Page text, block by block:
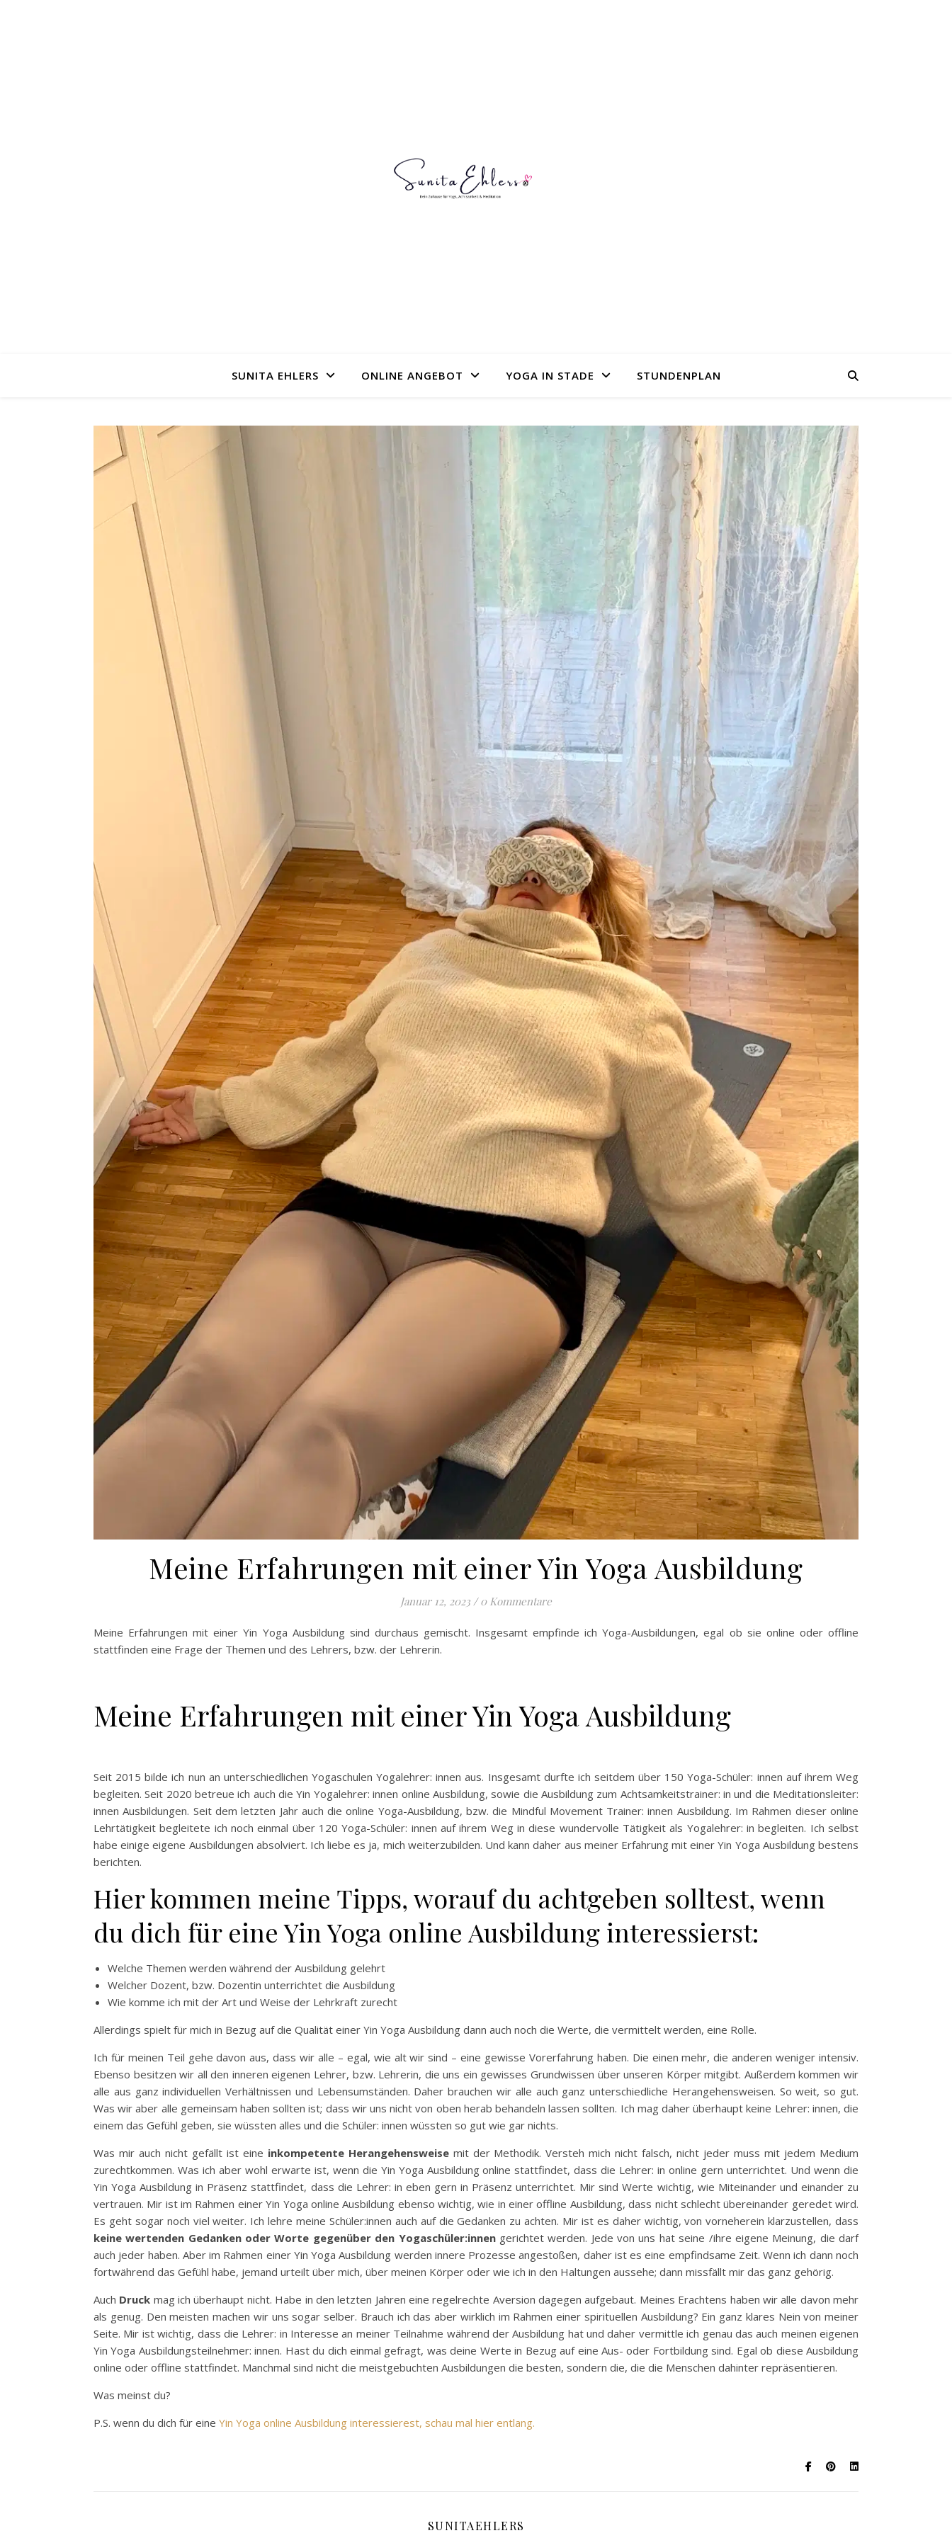
SUNITA EHLERS ONLINE ANGEBOT YOGA IN STADE STUNDENPLAN
Meine Erfahrungen mit einer Yin Yoga Ausbildung
Januar 12, 2023 / 0 Kommentare
Meine Erfahrungen mit einer Yin Yoga Ausbildung sind durchaus gemischt. Insgesamt empfinde ich Yoga-Ausbildungen, egal ob sie online oder offline
stattfinden eine Frage der Themen und des Lehrers, bzw. der Lehrerin.
Meine Erfahrungen mit einer Yin Yoga Ausbildung
Seit 2015 bilde ich nun an unterschiedlichen Yogaschulen Yogalehrer: innen aus. Insgesamt durfte ich seitdem über 150 Yoga-Schüler: innen auf ihrem Weg
begleiten. Seit 2020 betreue ich auch die Yin Yogalehrer: innen online Ausbildung, sowie die Ausbildung zum Achtsamkeitstrainer: in und die Meditationsleiter:
innen Ausbildungen. Seit dem letzten Jahr auch die online Yoga-Ausbildung, bzw. die Mindful Movement Trainer: innen Ausbildung. Im Rahmen dieser online
Lehrtätigkeit begleitete ich noch einmal über 120 Yoga-Schüler: innen auf ihrem Weg in diese wundervolle Tätigkeit als Yogalehrer: in begleiten. Ich selbst
habe einige eigene Ausbildungen absolviert. Ich liebe es ja, mich weiterzubilden. Und kann daher aus meiner Erfahrung mit einer Yin Yoga Ausbildung bestens
berichten.
Hier kommen meine Tipps, worauf du achtgeben solltest, wenn
du dich für eine Yin Yoga online Ausbildung interessierst:
Welche Themen werden während der Ausbildung gelehrt
Welcher Dozent, bzw. Dozentin unterrichtet die Ausbildung
Wie komme ich mit der Art und Weise der Lehrkraft zurecht
Allerdings spielt für mich in Bezug auf die Qualität einer Yin Yoga Ausbildung dann auch noch die Werte, die vermittelt werden, eine Rolle.
Ich für meinen Teil gehe davon aus, dass wir alle – egal, wie alt wir sind – eine gewisse Vorerfahrung haben. Die einen mehr, die anderen weniger intensiv.
Ebenso besitzen wir all den inneren eigenen Lehrer, bzw. Lehrerin, die uns ein gewisses Grundwissen über unseren Körper mitgibt. Außerdem kommen wir
alle aus ganz individuellen Verhältnissen und Lebensumständen. Daher brauchen wir alle auch ganz unterschiedliche Herangehensweisen. So weit, so gut.
Was wir aber alle gemeinsam haben sollten ist; dass wir uns nicht von oben herab behandeln lassen sollten. Ich mag daher überhaupt keine Lehrer: innen, die
einem das Gefühl geben, sie wüssten alles und die Schüler: innen wüssten so gut wie gar nichts.
Was mir auch nicht gefällt ist eine inkompetente Herangehensweisemit der Methodik. Versteh mich nicht falsch, nicht jeder muss mit jedem Medium
zurechtkommen. Was ich aber wohl erwarte ist, wenn die Yin Yoga Ausbildung online stattfindet, dass die Lehrer: in online gern unterrichtet. Und wenn die
Yin Yoga Ausbildung in Präsenz stattfindet, dass die Lehrer: in eben gern in Präsenz unterrichtet. Mir sind Werte wichtig, wie Miteinander und einander zu
vertrauen. Mir ist im Rahmen einer Yin Yoga online Ausbildung ebenso wichtig, wie in einer offline Ausbildung, dass nicht schlecht übereinander geredet wird.
Es geht sogar noch viel weiter. Ich lehre meine Schüler:innen auch auf die Gedanken zu achten. Mir ist es daher wichtig, von vorneherein klarzustellen, dass
keine wertenden Gedanken oder Worte gegenüber den Yogaschüler:innengerichtet werden. Jede von uns hat seine /ihre eigene Meinung, die darf
auch jeder haben. Aber im Rahmen einer Yin Yoga Ausbildung werden innere Prozesse angestoßen, daher ist es eine empfindsame Zeit. Wenn ich dann noch
fortwährend das Gefühl habe, jemand urteilt über mich, über meinen Körper oder wie ich in den Haltungen aussehe; dann missfällt mir das ganz gehörig.
Auch Druck mag ich überhaupt nicht. Habe in den letzten Jahren eine regelrechte Aversion dagegen aufgebaut. Meines Erachtens haben wir alle davon mehr
als genug. Den meisten machen wir uns sogar selber. Brauch ich das aber wirklich im Rahmen einer spirituellen Ausbildung? Ein ganz klares Nein von meiner
Seite. Mir ist wichtig, dass die Lehrer: in Interesse an meiner Teilnahme während der Ausbildung hat und daher vermittle ich genau das auch meinen eigenen
Yin Yoga Ausbildungsteilnehmer: innen. Hast du dich einmal gefragt, was deine Werte in Bezug auf eine Aus- oder Fortbildung sind. Egal ob diese Ausbildung
online oder offline stattfindet. Manchmal sind nicht die meistgebuchten Ausbildungen die besten, sondern die, die die Menschen dahinter repräsentieren.
Was meinst du?
P.S. wenn du dich für eine Yin Yoga online Ausbildung interessierest, schau mal hier entlang.
SUNITAEHLERS